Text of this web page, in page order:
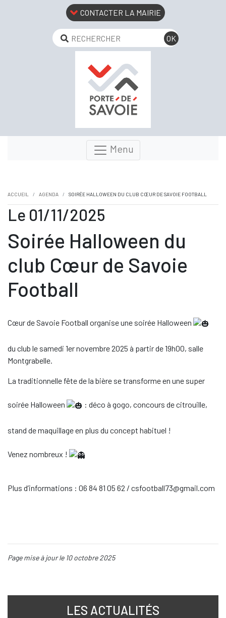
CONTACTER LA MAIRIE
Menu
ACCUEIL AGENDA SOIRÉE HALLOWEEN DU CLUB CŒUR DE SAVOIE FOOTBALL
Le 01/11/2025
Soirée Halloween du
club Cœur de Savoie
Football
Cœur de Savoie Football organise une soirée Halloween
du club le samedi 1er novembre 2025 à partir de 19h00, salle
Montgrabelle.
La traditionnelle fête de la bière se transforme en une super
soirée Halloween : déco à gogo, concours de citrouille,
stand de maquillage en plus du concept habituel !
Venez nombreux !
Plus d’informations : 06 84 81 05 62 / csfootball73@gmail.com
Page mise à jour le 10 octobre 2025
LES ACTUALITÉS